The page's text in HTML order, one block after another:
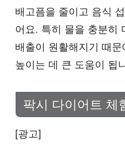
배고픔을 줄이고 음식
어요. 특히 물을 충분히
배출이 원활해지기 때
높이는 데 큰 도움이 됩
팍시 다이어트 체
[광고]